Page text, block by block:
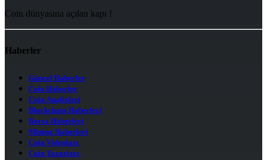
Coin dünyasına açılan kapı !
Haberler
Güncel Haberler
Coin Haberler
Coin Analizleri
Blockchain Haberleri
Borsa Haberleri
Mining Haberleri
Coin Videoları
Coin Yazarları